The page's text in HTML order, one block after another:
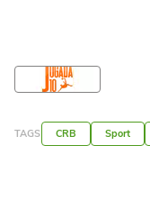
TAGS CRB Sport